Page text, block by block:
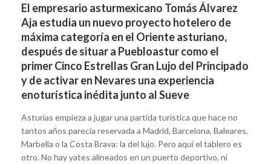
El empresario asturmexicano Tomás Álvarez
Aja estudia un nuevo proyecto hotelero de
máxima categoría en el Oriente asturiano,
después de situar a Puebloastur como el
primer Cinco Estrellas Gran Lujo del Principado
y de activar en Nevares una experiencia
enoturística inédita junto al Sueve
Asturias empieza a jugar una partida turística que hace no
tantos años parecía reservada a Madrid, Barcelona, Baleares,
Marbella o la Costa Brava: la del lujo. Pero aquí el tablero es
otro. No hay yates alineados en un puerto deportivo, ni